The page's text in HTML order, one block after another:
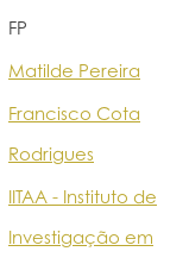
FP
Matilde Pereira
Francisco Cota
Rodrigues
IITAA - Instituto de
Investigação em